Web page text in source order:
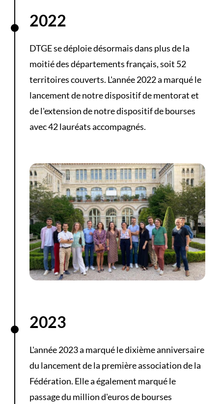
2022
DTGE se déploie désormais dans plus de la
moitié des départements français, soit 52
territoires couverts. L'année 2022 a marqué le
lancement de notre dispositif de mentorat et
de l'extension de notre dispositif de bourses
avec 42 lauréats accompagnés.
2023
L'année 2023 a marqué le dixième anniversaire
du lancement de la première association de la
Fédération. Elle a également marqué le
passage du million d'euros de bourses